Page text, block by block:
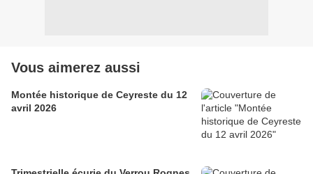
Vous aimerez aussi
Montée historique de Ceyreste du 12
avril 2026